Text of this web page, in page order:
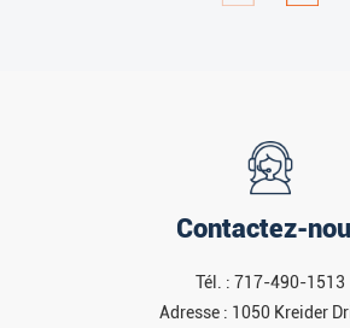
Contactez-
Tél. : 717-490-1513
Adresse : 1050 Kreider